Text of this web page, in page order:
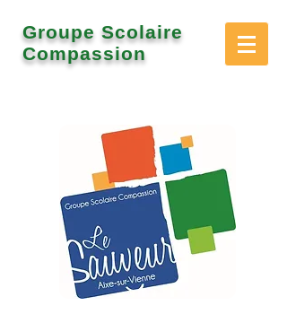
Groupe Scolaire
Compassion